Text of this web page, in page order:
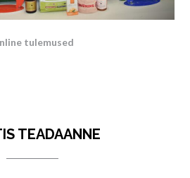
tulemused
TEADAANNE